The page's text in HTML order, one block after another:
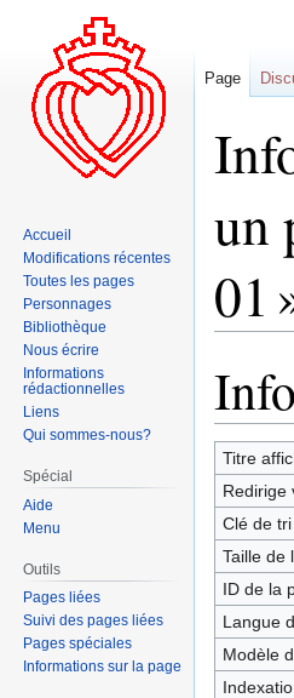
un
01
la
navigation
la
recherche
Titre
Redirige
Clé de
Taille de
ID de la
Langue
Modèle
Page
Accueil
Modifications récentes
Toutes les pages
Personnages
Bibliothèque
Nous écrire
Informations
rédactionnelles
Liens
Qui sommes-nous?
Spécial
Aide
Menu
Outils
Pages liées
Suivi des pages liées
Pages spéciales
Informations sur la page